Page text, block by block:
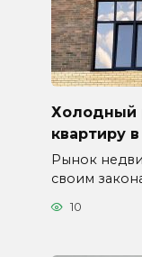
Холодный
квартиру
Рынок
своим
10